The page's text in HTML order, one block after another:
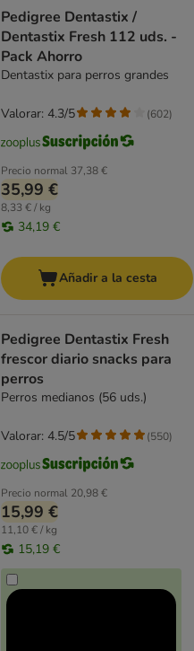
Pedigree Dentastix /
Dentastix Fresh 112 uds. -
Pack Ahorro
Dentastix para perros grandes
Precio normal 37,38 €
35,99 €
8,33 € / kg
34,19 €
Valorar: 4.3/5 (602)
Añadir a la cesta
Pedigree Dentastix Fresh
frescor diario snacks para
perros
Perros medianos (56 uds.)
Precio normal 20,98 €
15,99 €
11,10 € / kg
15,19 €
Valorar: 4.5/5 (550)